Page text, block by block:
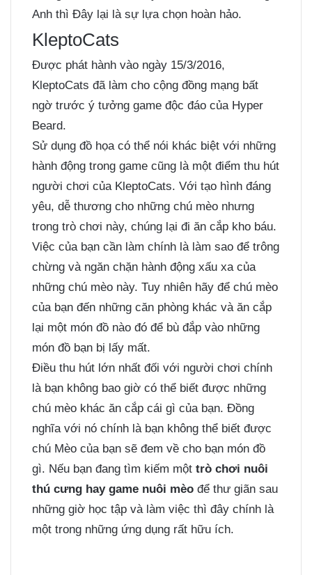
Anh thì Đây lại là sự lựa chọn hoàn hảo.
KleptoCats
Được phát hành vào ngày 15/3/2016,
KleptoCats đã làm cho cộng đồng mạng bất
ngờ trước ý tưởng game độc đáo của Hyper
Beard.
Sử dụng đồ họa có thể nói khác biệt với những
hành động trong game cũng là một điểm thu hút
người chơi của KleptoCats. Với tạo hình đáng
yêu, dễ thương cho những chú mèo nhưng
trong trò chơi này, chúng lại đi ăn cắp kho báu.
Việc của bạn cần làm chính là làm sao để trông
chừng và ngăn chặn hành động xấu xa của
những chú mèo này. Tuy nhiên hãy để chú mèo
của bạn đến những căn phòng khác và ăn cắp
lại một món đồ nào đó để bù đắp vào những
món đồ bạn bị lấy mất.
Điều thu hút lớn nhất đối với người chơi chính
là bạn không bao giờ có thể biết được những
chú mèo khác ăn cắp cái gì của bạn. Đồng
nghĩa với nó chính là bạn không thể biết được
chú Mèo của bạn sẽ đem về cho bạn món đồ
gì. Nếu bạn đang tìm kiếm một trò chơi nuôi
thú cưng hay game nuôi mèo để thư giãn sau
những giờ học tập và làm việc thì đây chính là
một trong những ứng dụng rất hữu ích.